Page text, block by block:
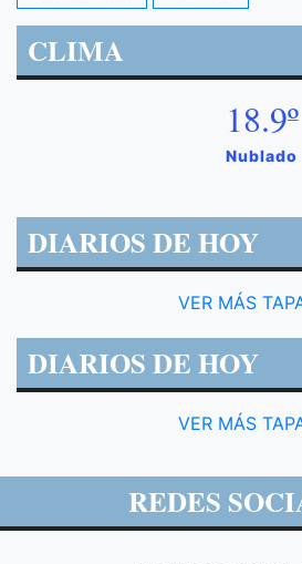
CLIMA
18.9º
Nublado
DIARIOS DE HOY
VER MÁS
DIARIOS DE HOY
VER MÁS
REDES